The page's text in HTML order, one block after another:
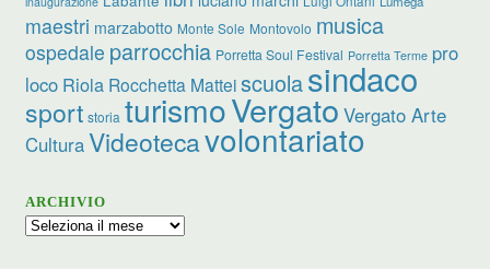
maestri marzabotto Monte Sole Montovolo musica
ospedale parrocchia Porretta Soul Festival Porretta Terme pro
loco Riola Rocchetta Matteiscuolasindaco
sport storia turismoVergato Vergato Arte
CulturaVideotecavolontariato
ARCHIVIO
Archivio